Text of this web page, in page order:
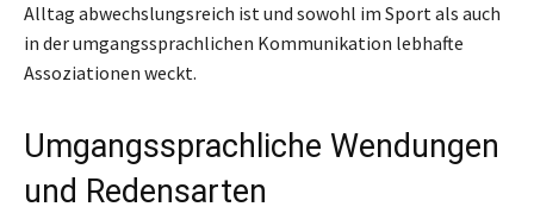
Alltag abwechslungsreich ist und sowohl im Sport als auch
in der umgangssprachlichen Kommunikation lebhafte
Assoziationen weckt.
Umgangssprachliche Wendungen
und Redensarten